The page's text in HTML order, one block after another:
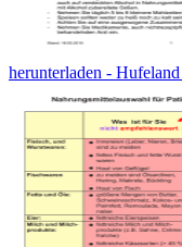
herunterladen -